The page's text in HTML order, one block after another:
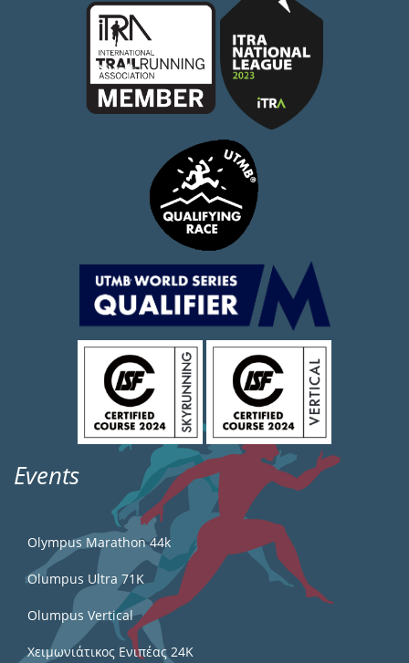
Events
Olympus Marathon 44k
Olumpus Ultra 71K
Olumpus Vertical
Χειμωνιάτικος Ενιπέας 24Κ